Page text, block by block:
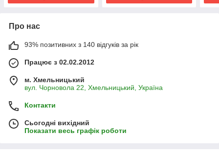
Про нас
93% позитивних з 140 відгуків за рік
Працює з 02.02.2012
м. Хмельницький
вул. Чорновола 22, Хмельницький, Україна
Контакти
Сьогодні вихідний
Показати весь графік роботи